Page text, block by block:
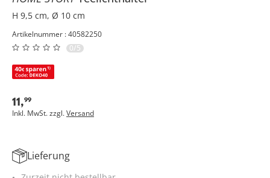
H 9,5 cm, Ø 10 cm
Artikelnummer : 40582250
0/5
11,99
Inkl. MwSt. zzgl.Versand
Lieferung